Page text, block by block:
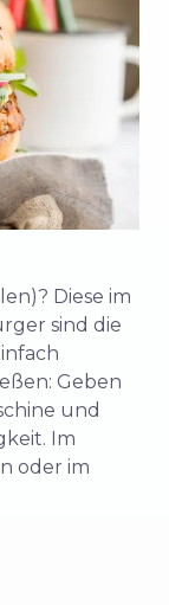
Diese im
sind die
Geben
und
Im
oder im